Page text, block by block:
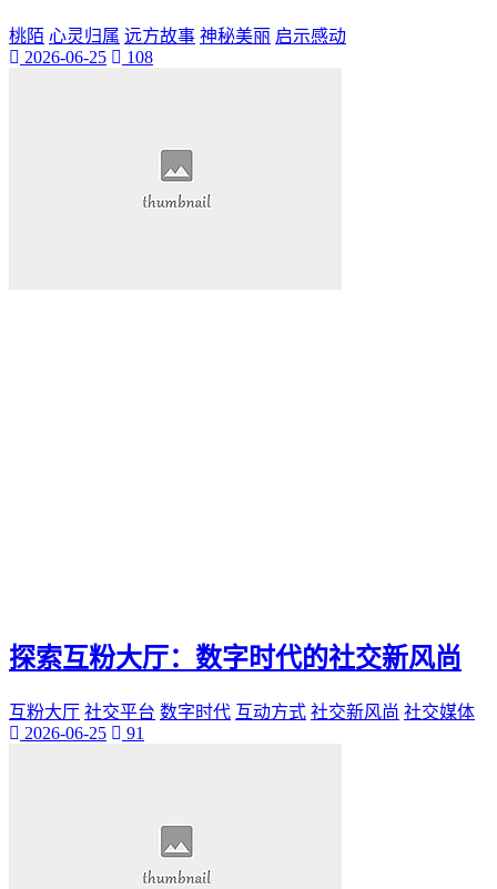
桃陌 心灵归属 远方故事 神秘美丽 启示感动
2026-06-25
108
探索互粉大厅：数字时代的社交新风尚
互粉大厅 社交平台 数字时代 互动方式 社交新风尚 社交媒体
2026-06-25
91